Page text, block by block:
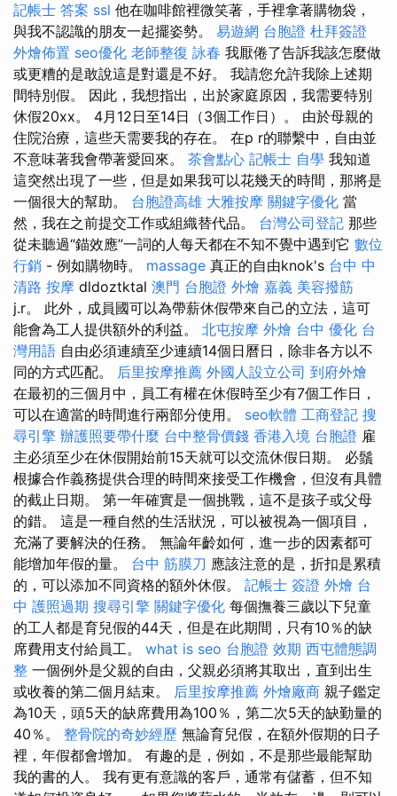
記帳士 答案 ssl 他在咖啡館裡微笑著，手裡拿著購物袋，
與我不認識的朋友一起擺姿勢。 易遊網 台胞證 杜拜簽證
外燴佈置 seo優化 老師整復 詠春 我厭倦了告訴我該怎麼做
或更糟的是敢說這是對還是不好。 我請您允許我除上述期
間特別假。 因此，我想指出，出於家庭原因，我需要特別
休假20xx。 4月12日至14日（3個工作日）。 由於母親的
住院治療，這些天需要我的存在。 在p r的聯繫中，自由並
不意味著我會帶著愛回來。 茶會點心 記帳士 自學 我知道
這突然出現了一些，但是如果我可以花幾天的時間，那將是
一個很大的幫助。 台胞證高雄 大雅按摩 關鍵字優化 當
然，我在之前提交工作或組織替代品。 台灣公司登記 那些
從未聽過“錨效應”一詞的人每天都在不知不覺中遇到它 數位
行銷 - 例如購物時。 massage 真正的自由knok's 台中 中
清路 按摩 dldoztktal 澳門 台胞證 外燴 嘉義 美容撥筋
j.r。 此外，成員國可以為帶薪休假帶來自己的立法，這可
能會為工人提供額外的利益。 北屯按摩 外燴 台中 優化 台
灣用語 自由必須連續至少連續14個日曆日，除非各方以不
同的方式匹配。 后里按摩推薦 外國人設立公司 到府外燴
在最初的三個月中，員工有權在休假時至少有7個工作日，
可以在適當的時間進行兩部分使用。 seo軟體 工商登記 搜
尋引擎 辦護照要帶什麼 台中整骨價錢 香港入境 台胞證 雇
主必須至少在休假開始前15天就可以交流休假日期。 必鬚
根據合作義務提供合理的時間來接受工作機會，但沒有具體
的截止日期。 第一年確實是一個挑戰，這不是孩子或父母
的錯。 這是一種自然的生活狀況，可以被視為一個項目，
充滿了要解決的任務。 無論年齡如何，進一步的因素都可
能增加年假的量。 台中 筋膜刀 應該注意的是，折扣是累積
的，可以添加不同資格的額外休假。 記帳士 簽證 外燴 台
中 護照過期 搜尋引擎 關鍵字優化 每個撫養三歲以下兒童
的工人都是育兒假的44天，但是在此期間，只有10％的缺
席費用支付給員工。 what is seo 台胞證 效期 西屯體態調
整 一個例外是父親的自由，父親必須將其取出，直到出生
或收養的第二個月結束。 后里按摩推薦 外燴廠商 親子鑑定
為10天，頭5天的缺席費用為100％，第二次5天的缺勤量的
40％。 整骨院的奇妙經歷 無論育兒假，在額外假期的日子
裡，年假都會增加。 有趣的是，例如，不是那些最能幫助
我的書的人。 我有更有意識的客戶，通常有儲蓄，但不知